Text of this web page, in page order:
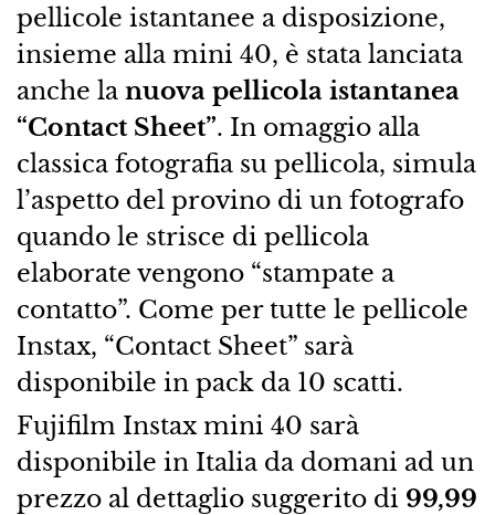
pellicole istantanee a disposizione,
insieme alla mini 40, è stata lanciata
anche la nuova pellicola istantanea
“Contact Sheet”. In omaggio alla
classica fotografia su pellicola, simula
l’aspetto del provino di un fotografo
quando le strisce di pellicola
elaborate vengono “stampate a
contatto”. Come per tutte le pellicole
Instax, “Contact Sheet” sarà
disponibile in pack da 10 scatti.
Fujifilm Instax mini 40 sarà
disponibile in Italia da domani ad un
prezzo al dettaglio suggerito di 99,99